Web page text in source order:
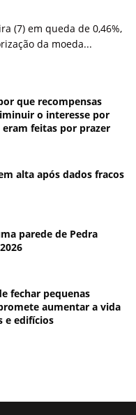
(7) em queda de 0,46%,
da moeda...
que recompensas
o interesse por
feitas por prazer
alta após dados fracos
parede de Pedra
fechar pequenas
aumentar a vida
e edifícios